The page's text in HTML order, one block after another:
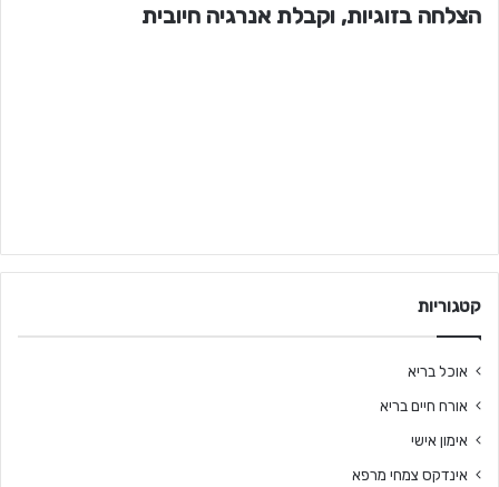
הצלחה בזוגיות, וקבלת אנרגיה חיובית
קטגוריות
אוכל בריא
אורח חיים בריא
אימון אישי
אינדקס צמחי מרפא